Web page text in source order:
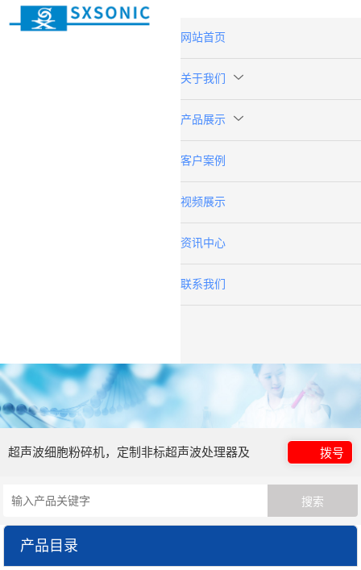
网站首页
关于我们
产品展示
客户案例
视频展示
资讯中心
联系我们
超声波细胞粉碎机，定制非标超声波处理器及
超声波清洗器
拨号
产品目录